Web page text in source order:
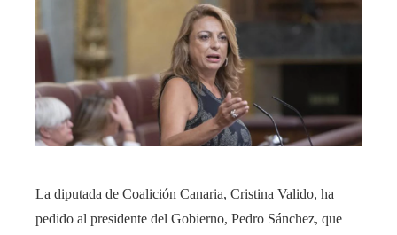
La diputada de Coalición Canaria, Cristina Valido, ha
pedido al presidente del Gobierno, Pedro Sánchez, que